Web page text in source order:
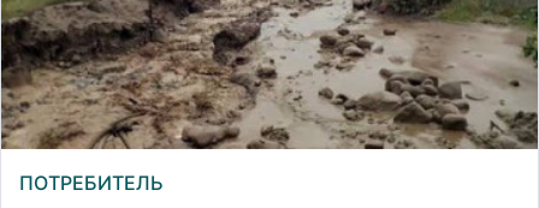
ПОТРЕБИТЕЛЬ